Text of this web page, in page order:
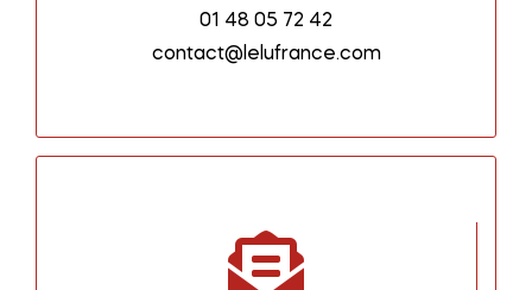
01 48 05 72 42
contact@lelufrance.com